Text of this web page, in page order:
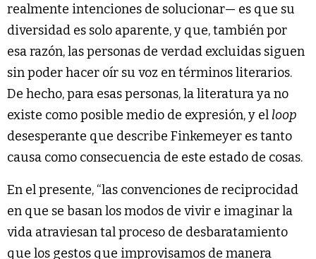
realmente intenciones de solucionar— es que su
diversidad es solo aparente, y que, también por
esa razón, las personas de verdad excluidas siguen
sin poder hacer oír su voz en términos literarios.
De hecho, para esas personas, la literatura ya no
existe como posible medio de expresión, y el loop
desesperante que describe Finkemeyer es tanto
causa como consecuencia de este estado de cosas.
En el presente, “las convenciones de reciprocidad
en que se basan los modos de vivir e imaginar la
vida atraviesan tal proceso de desbaratamiento
que los gestos que improvisamos de manera